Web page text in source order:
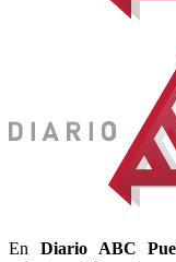
En Diario ABC